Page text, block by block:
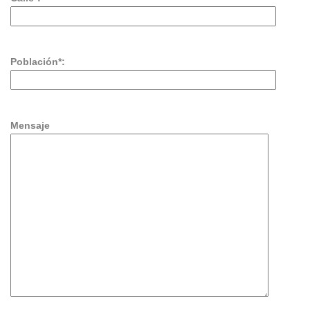
Población*:
Mensaje